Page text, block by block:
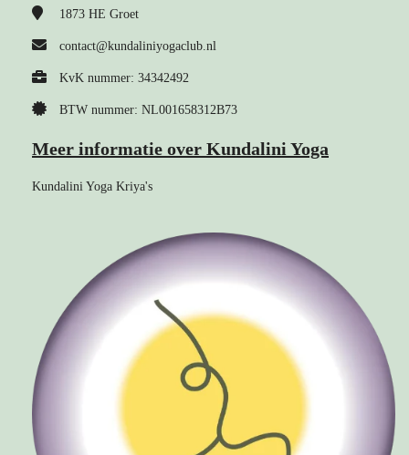
1873 HE Groet
contact@kundaliniyogaclub.nl
KvK nummer: 34342492
BTW nummer: NL001658312B73
Meer informatie over Kundalini Yoga
Kundalini Yoga Kriya's